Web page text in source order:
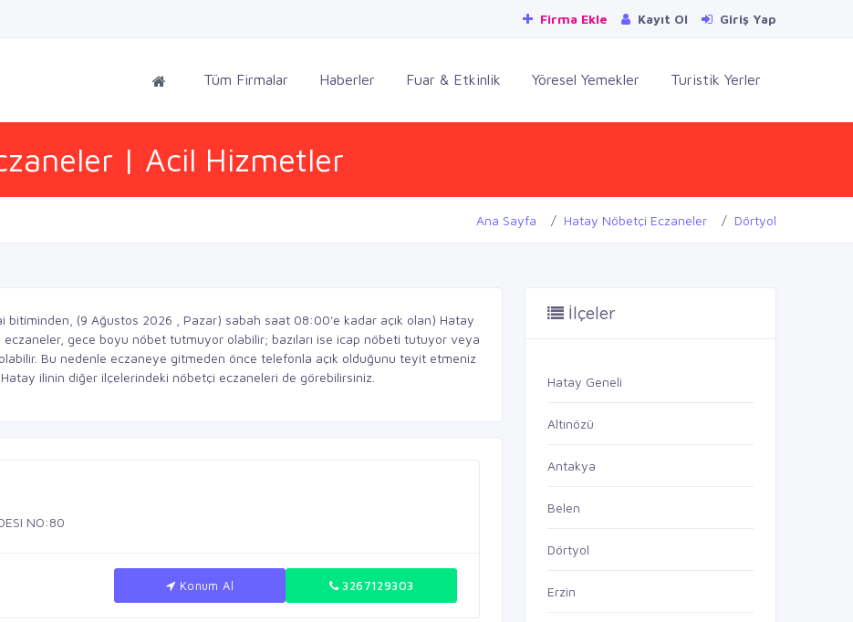
Firma Ekle Kayıt Ol Giriş Yap
Tüm Firmalar Haberler Fuar & Etkinlik Yöresel Yemekler Turistik Yerler
| Acil Hizmetler
Ana Sayfa Hatay Nöbetçi Eczaneler Dörtyol
(9 Ağustos 2026 , Pazar) sabah saat 08:00'e kadar açık olan) Hatay
gece boyu nöbet tutmuyor olabilir; bazıları ise icap nöbeti tutuyor veya
Bu nedenle eczaneye gitmeden önce telefonla açık olduğunu teyit etmeniz
ilinin diğer ilçelerindeki nöbetçi eczaneleri de görebilirsiniz.
NO:80
Konum Al 3267129303
İlçeler
Hatay Geneli
Altınözü
Antakya
Belen
Dörtyol
Erzin